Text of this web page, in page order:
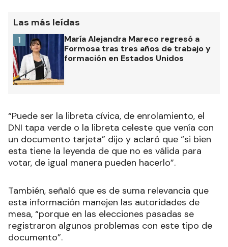
Las más leídas
María Alejandra Mareco regresó a
Formosa tras tres años de trabajo y
formación en Estados Unidos
1
“Puede ser la libreta cívica, de enrolamiento, el
DNI tapa verde o la libreta celeste que venía con
un documento tarjeta” dijo y aclaró que “si bien
esta tiene la leyenda de que no es válida para
votar, de igual manera pueden hacerlo”.
También, señaló que es de suma relevancia que
esta información manejen las autoridades de
mesa, “porque en las elecciones pasadas se
registraron algunos problemas con este tipo de
documento”.